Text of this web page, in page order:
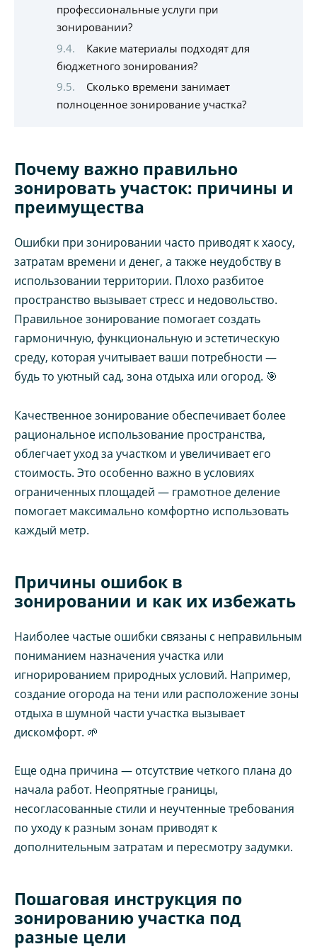
профессиональные услуги при
зонировании?
Какие материалы подходят для
бюджетного зонирования?
Сколько времени занимает
полноценное зонирование участка?
Почему важно правильно
зонировать участок: причины и
преимущества
Ошибки при зонировании часто приводят к хаосу,
затратам времени и денег, а также неудобству в
использовании территории. Плохо разбитое
пространство вызывает стресс и недовольство.
Правильное зонирование помогает создать
гармоничную, функциональную и эстетическую
среду, которая учитывает ваши потребности —
будь то уютный сад, зона отдыха или огород. 🎯
Качественное зонирование обеспечивает более
рациональное использование пространства,
облегчает уход за участком и увеличивает его
стоимость. Это особенно важно в условиях
ограниченных площадей — грамотное деление
помогает максимально комфортно использовать
каждый метр.
Причины ошибок в
зонировании и как их избежать
Наиболее частые ошибки связаны с неправильным
пониманием назначения участка или
игнорированием природных условий. Например,
создание огорода на тени или расположение зоны
отдыха в шумной части участка вызывает
дискомфорт. 🌱
Еще одна причина — отсутствие четкого плана до
начала работ. Неопрятные границы,
несогласованные стили и неучтенные требования
по уходу к разным зонам приводят к
дополнительным затратам и пересмотру задумки.
Пошаговая инструкция по
зонированию участка под
разные цели